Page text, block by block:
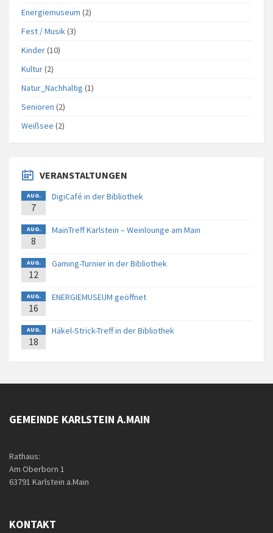
Energiemuseum (2)
Fest / Musik(3)
Kinder(10)
Kultur(2)
Natur_Nachhaltig (1)
Senioren (2)
Weißsee (2)
VERANSTALTUNGEN
AUG.
7
DigiCafé in der Bibliothek
AUG.
8
MainTreff Karlstein – Weinlounge am Main
AUG.
12
Gaming-Turnier in der Bibliothek
AUG.
16
ENERGIEMUSEUM geöffnet
AUG.
18
Häkel-Strick-Treff in der Bibliothek
GEMEINDE KARLSTEIN A.MAIN
Rathaus:
Am Oberborn 1
63791 Karlstein a.Main
KONTAKT